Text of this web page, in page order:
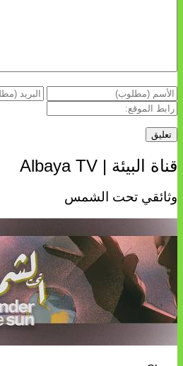
قناة البيئة | Albaya TV
وثائقي تحت الشمس